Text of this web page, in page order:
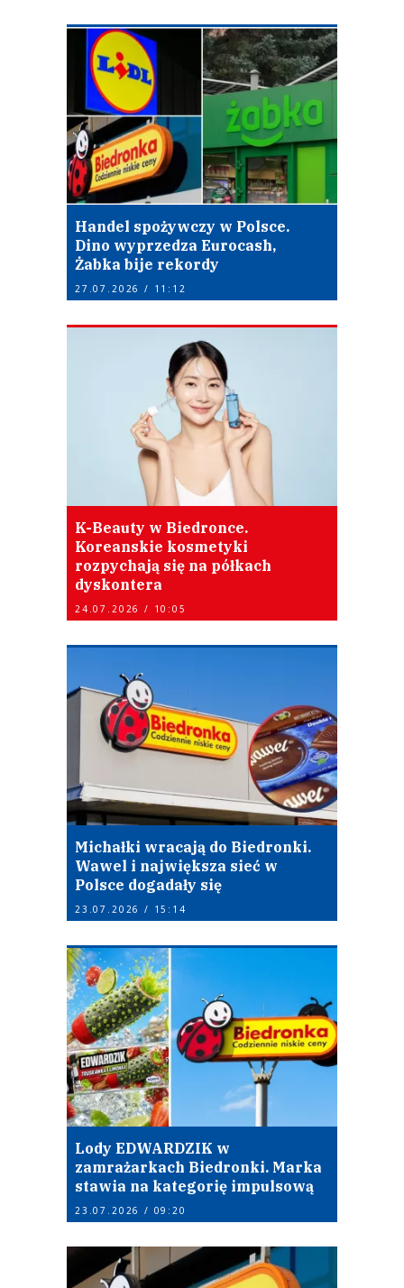
Handel spożywczy w Polsce.
Dino wyprzedza Eurocash,
Żabka bije rekordy
27.07.2026 / 11:12
K-Beauty w Biedronce.
Koreanskie kosmetyki
rozpychają się na półkach
dyskontera
24.07.2026 / 10:05
Michałki wracają do Biedronki.
Wawel i największa sieć w
Polsce dogadały się
23.07.2026 / 15:14
Lody EDWARDZIK w
zamrażarkach Biedronki. Marka
stawia na kategorię impulsową
23.07.2026 / 09:20